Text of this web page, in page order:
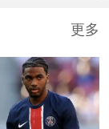
更多